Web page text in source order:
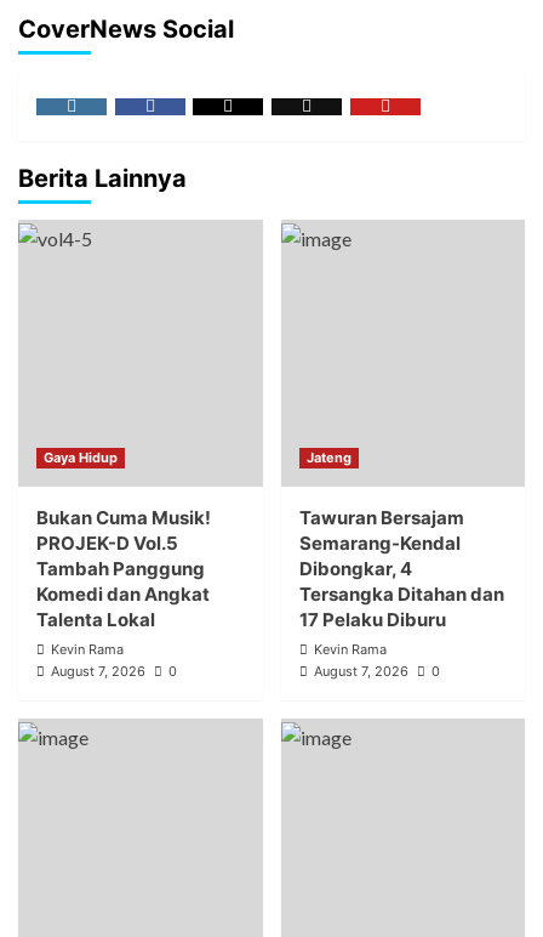
CoverNews Social
Berita Lainnya
Gaya Hidup
Bukan Cuma Musik!
PROJEK-D Vol.5
Tambah Panggung
Komedi dan Angkat
Talenta Lokal
Kevin Rama
August 7, 2026
0
Jateng
Tawuran Bersajam
Semarang-Kendal
Dibongkar, 4
Tersangka Ditahan dan
17 Pelaku Diburu
Kevin Rama
August 7, 2026
0